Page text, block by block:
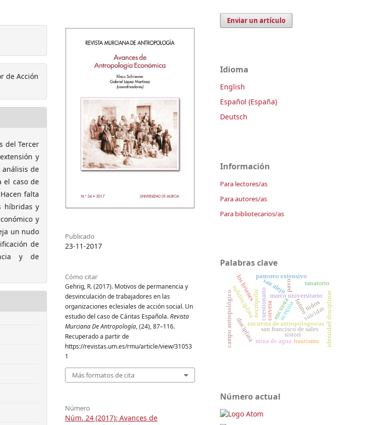
de Acción
del Tercer
y
de
el caso de
falta
híbridas y
y
un nudo
de
y de
Publicado
23-11-2017
Cómo citar
Gehrig, R. (2017). Motivos de permanencia y
desvinculación de trabajadores en las
organizaciones eclesiales de acción social. Un
estudio del caso de Cáritas Española.Revista
Murciana De Antropología, (24), 87–116.
Recuperado a partir de
https://revistas.um.es/rmu/article/view/31053
1
Más formatos de cita
Número
Núm. 24 (2017): Avances de
Enviar un artículo
Idioma
English
Español (España)
Deutsch
Información
Para lectores/as
Para autores/as
Para bibliotecarios/as
Palabras clave
necrópolis
encuesta de antropólogos/as
futuro
cuestionario marco universitario
encuesta identidad disciplinar
subdisciplina
disciplina
campo antropológico
san alejo
san francisco de sales
sistori
corvera
los brianes
acequia
mina de agua
pastoreo extensivo
pavo
suicidas
tanatorio
bautismo
niños
Número actual